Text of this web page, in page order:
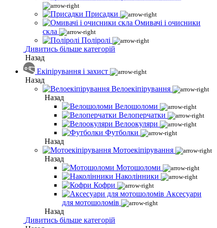
Присадки
Омивачі і очисники
скла
Поліролі
Дивитись більше категорій
Назад
Екіпірування і захист
Назад
Велоекіпірування
Назад
Велошоломи
Велоперчатки
Велоокуляри
Футболки
Назад
Мотоекіпірування
Назад
Мотошоломи
Наколінники
Кофри
Аксесуари
для мотошоломів
Назад
Дивитись більше категорій